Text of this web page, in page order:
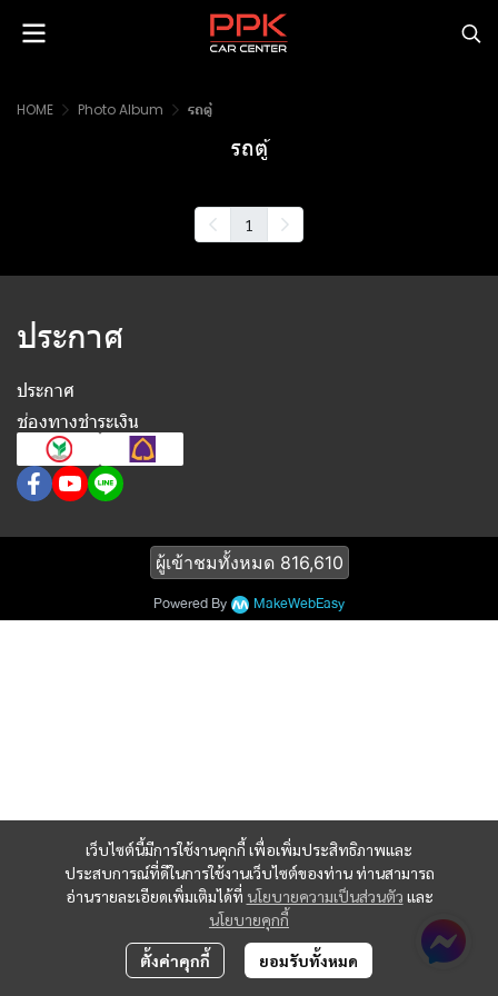
HOME Photo Album รถตู้
รถตู้
1
เว็บไซต์นี้มีการใช้งานคุกกี้ เพื่อเพิ่มประสิทธิภาพและ
ประสบการณ์ที่ดีในการใช้งานเว็บไซต์ของท่าน ท่านสามารถ
อ่านรายละเอียดเพิ่มเติมได้ที่ นโยบายความเป็นส่วนตัว และ
นโยบายคุกกี้
ตั้งค่าคุกกี้ ยอมรับทั้งหมด
ประกาศ
ประกาศ
ช่องทางชำระเงิน
ผู้เข้าชมทั้งหมด 816,610
Powered By MakeWebEasy